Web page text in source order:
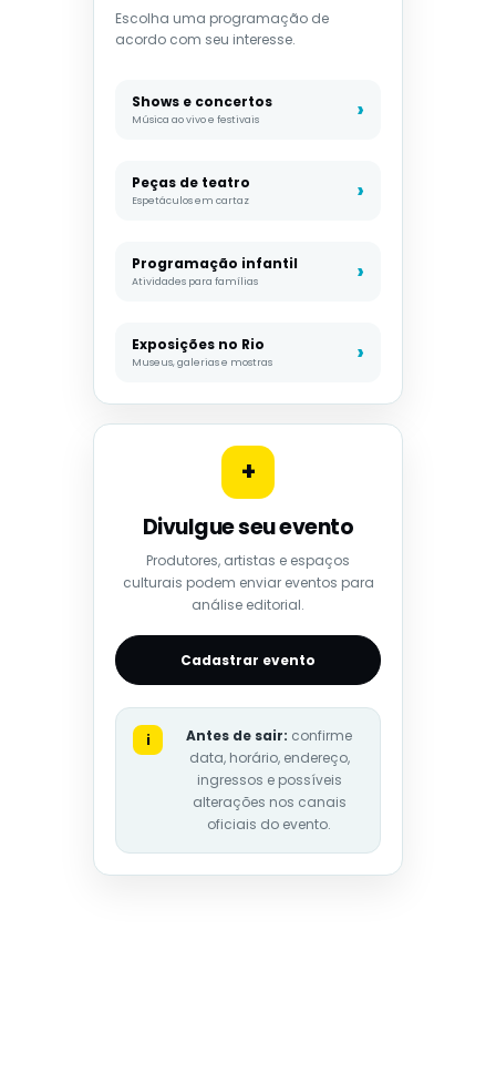
Escolha uma programação de
acordo com seu interesse.
Shows e concertos
Música ao vivo e festivais
Peças de teatro
Espetáculos em cartaz
Programação infantil
Atividades para famílias
Exposições no Rio
Museus, galerias e mostras
+
Divulgue seu evento
Produtores, artistas e espaços
culturais podem enviar eventos para
análise editorial.
Cadastrar evento
i Antes de sair: confirme
data, horário, endereço,
ingressos e possíveis
alterações nos canais
oficiais do evento.